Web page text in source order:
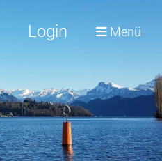
Login Menü